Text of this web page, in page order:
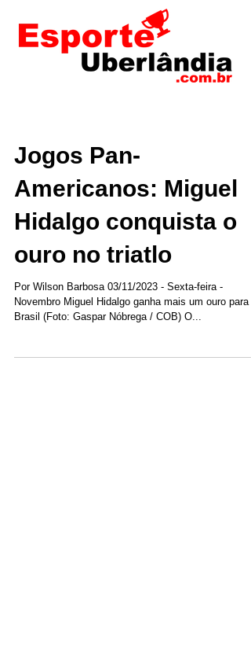
Jogos Pan-
Americanos: Miguel
Hidalgo conquista o
ouro no triatlo
Por Wilson Barbosa 03/11/2023 - Sexta-feira -
Novembro Miguel Hidalgo ganha mais um ouro para o
Brasil (Foto: Gaspar Nóbrega / COB) O...